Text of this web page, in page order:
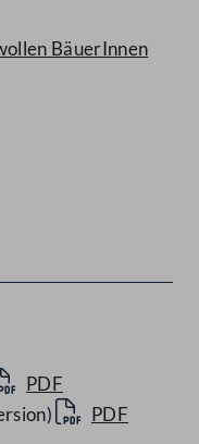
BäuerInnen
PDF
PDF